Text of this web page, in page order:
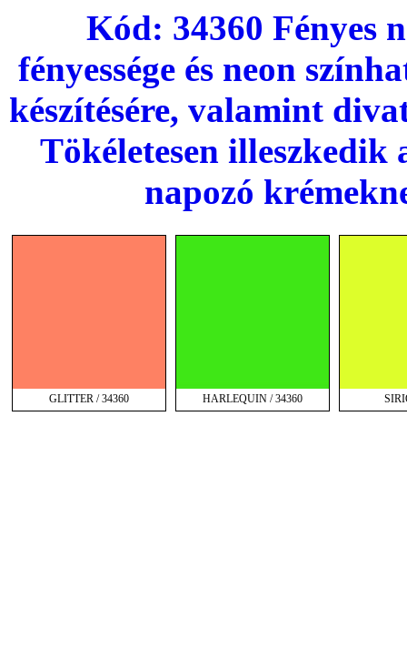
Kód: 34360 Fényes
fényessége és neon
készítésére, valamint
Tökéletesen illeszkedik
napozó
GLITTER / 34360 HARLEQUIN / 34360